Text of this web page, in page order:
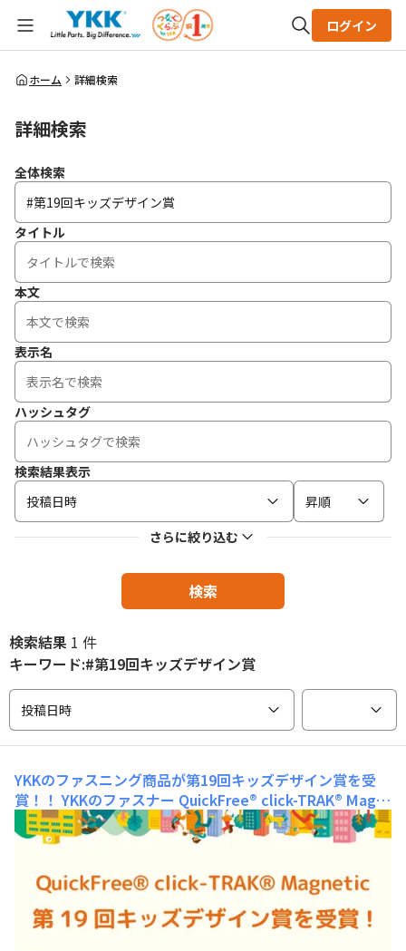
全体検索
ログイン
ホーム 詳細検索
詳細検索
全体検索
タイトル
本文
表示名
ハッシュタグ
検索結果表示
投稿日時
昇順
さらに絞り込む
検索
検索結果 1 件
キーワード:#第19回キッズデザイン賞
投稿日時
YKKのファスニング商品が第19回キッズデザイン賞を受
賞！！ YKKのファスナー QuickFree® click-TRAK® Magn
etic が「第19回キッズデザイン賞」を受賞 | YKK株式会社
【受賞部門】 子どもたちの創造性と未来を拓くデザイ